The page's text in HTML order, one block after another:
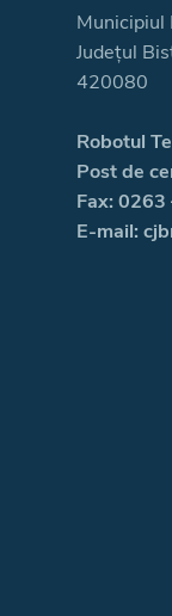
Municipiul
Județul
420080
Robotul
Post de
Fax:
E-mail: